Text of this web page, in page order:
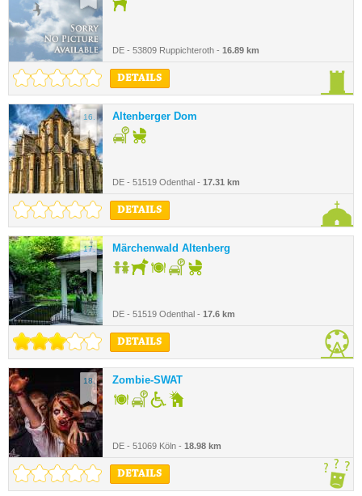
DE - 53809 Ruppichteroth - 16.89 km
DETAILS
16. Altenberger Dom
DE - 51519 Odenthal - 17.31 km
DETAILS
17. Märchenwald Altenberg
DE - 51519 Odenthal - 17.6 km
DETAILS
18. Zombie-SWAT
DE - 51069 Köln - 18.98 km
DETAILS